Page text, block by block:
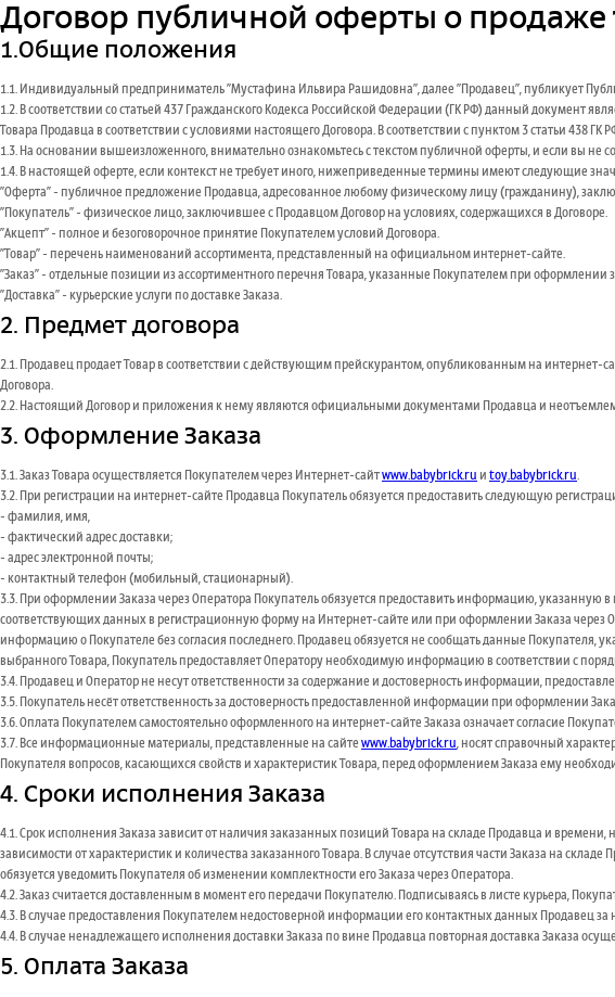
Договор публичной оферты о
1.Общие положения
1.1. Индивидуальный предприниматель "Мустафина Ильвира Рашидовна", далее "Продавец", публикует
1.2. В соответствии со статьей 437 Гражданского Кодекса Российской Федерации (ГК РФ) данный
Товара Продавца в соответствии с условиями настоящего Договора. В соответствии с пунктом 3 статьи
1.3. На основании вышеизложенного, внимательно ознакомьтесь с текстом публичной оферты, и если вы не
1.4. В настоящей оферте, если контекст не требует иного, нижеприведенные термины имеют следующие
"Оферта" - публичное предложение Продавца, адресованное любому физическому лицу (гражданину),
"Покупатель" - физическое лицо, заключившее с Продавцом Договор на условиях, содержащихся в Договоре.
"Акцепт" - полное и безоговорочное принятие Покупателем условий Договора.
"Товар" - перечень наименований ассортимента, представленный на официальном интернет-сайте.
"Заказ" - отдельные позиции из ассортиментного перечня Товара, указанные Покупателем при оформлении
"Доставка" - курьерские услуги по доставке Заказа.
2. Предмет договора
2.1. Продавец продает Товар в соответствии с действующим прейскурантом, опубликованным на интернет-
Договора.
2.2. Настоящий Договор и приложения к нему являются официальными документами Продавца и
3. Оформление Заказа
3.1. Заказ Товара осуществляется Покупателем через Интернет-сайтwww.babybrick.ru и toy.babybrick.ru.
3.2. При регистрации на интернет-сайте Продавца Покупатель обязуется предоставить следующую
- фамилия, имя,
- фактический адрес доставки;
- адрес электронной почты;
- контактный телефон (мобильный, стационарный).
3.3. При оформлении Заказа через Оператора Покупатель обязуется предоставить информацию, указанную
соответствующих данных в регистрационную форму на Интернет-сайте или при оформлении Заказа через
информацию о Покупателе без согласия последнего. Продавец обязуется не сообщать данные Покупателя,
выбранного Товара, Покупатель предоставляет Оператору необходимую информацию в соответствии с
3.4. Продавец и Оператор не несут ответственности за содержание и достоверность информации,
3.5. Покупатель несёт ответственность за достоверность предоставленной информации при оформлении
3.6. Оплата Покупателем самостоятельно оформленного на интернет-сайте Заказа означает согласие
3.7. Все информационные материалы, представленные на сайте www.babybrick.ru, носят справочный
Покупателя вопросов, касающихся свойств и характеристик Товара, перед оформлением Заказа ему
4. Сроки исполнения Заказа
4.1. Срок исполнения Заказа зависит от наличия заказанных позиций Товара на складе Продавца и
зависимости от характеристик и количества заказанного Товара. В случае отсутствия части Заказа на
обязуется уведомить Покупателя об изменении комплектности его Заказа через Оператора.
4.2. Заказ считается доставленным в момент его передачи Покупателю. Подписываясь в листе курьера,
4.3. В случае предоставления Покупателем недостоверной информации его контактных данных Продавец
4.4. В случае ненадлежащего исполнения доставки Заказа по вине Продавца повторная доставка Заказа
5. Оплата Заказа